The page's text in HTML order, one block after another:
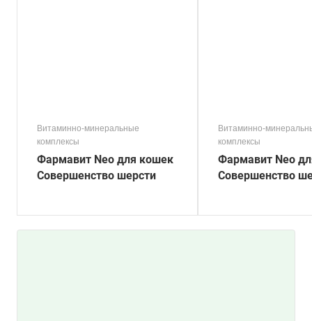
Витаминно-минеральные
комплексы
Фармавит Neo для кошек
Совершенство шерсти
Витаминно-
комплексы
Фармавит Neo
Совершенство